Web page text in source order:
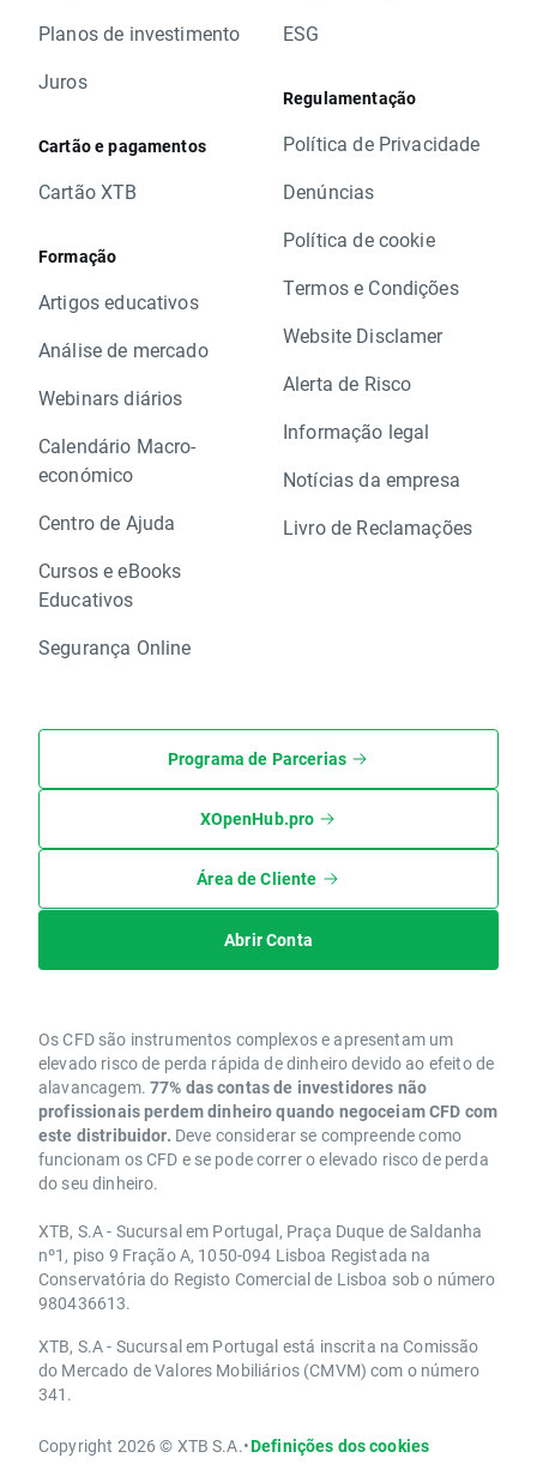
Planos de investimento
Juros
Cartão e pagamentos
Cartão XTB
Formação
Artigos educativos
Análise de mercado
Webinars diários
Calendário Macro-
económico
Centro de Ajuda
Cursos e eBooks
Educativos
Segurança Online
ESG
Regulamentação
Política de Privacidade
Denúncias
Política de cookie
Termos e Condições
Website Disclamer
Alerta de Risco
Informação legal
Notícias da empresa
Livro de Reclamações
Programa de Parcerias
XOpenHub.pro
Área de Cliente
Abrir Conta
Os CFD são instrumentos complexos e apresentam um
elevado risco de perda rápida de dinheiro devido ao efeito de
alavancagem. 77% das contas de investidores não
profissionais perdem dinheiro quando negoceiam CFD com
este distribuidor. Deve considerar se compreende como
funcionam os CFD e se pode correr o elevado risco de perda
do seu dinheiro.
XTB, S.A - Sucursal em Portugal, Praça Duque de Saldanha
nº1, piso 9 Fração A, 1050-094 Lisboa Registada na
Conservatória do Registo Comercial de Lisboa sob o número
980436613.
XTB, S.A - Sucursal em Portugal está inscrita na Comissão
do Mercado de Valores Mobiliários (CMVM) com o número
341.
Copyright 2026 © XTB S.A.•Definições dos cookies